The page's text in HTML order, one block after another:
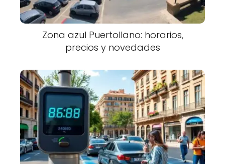
Zona azul Puertollano: horarios,
precios y novedades